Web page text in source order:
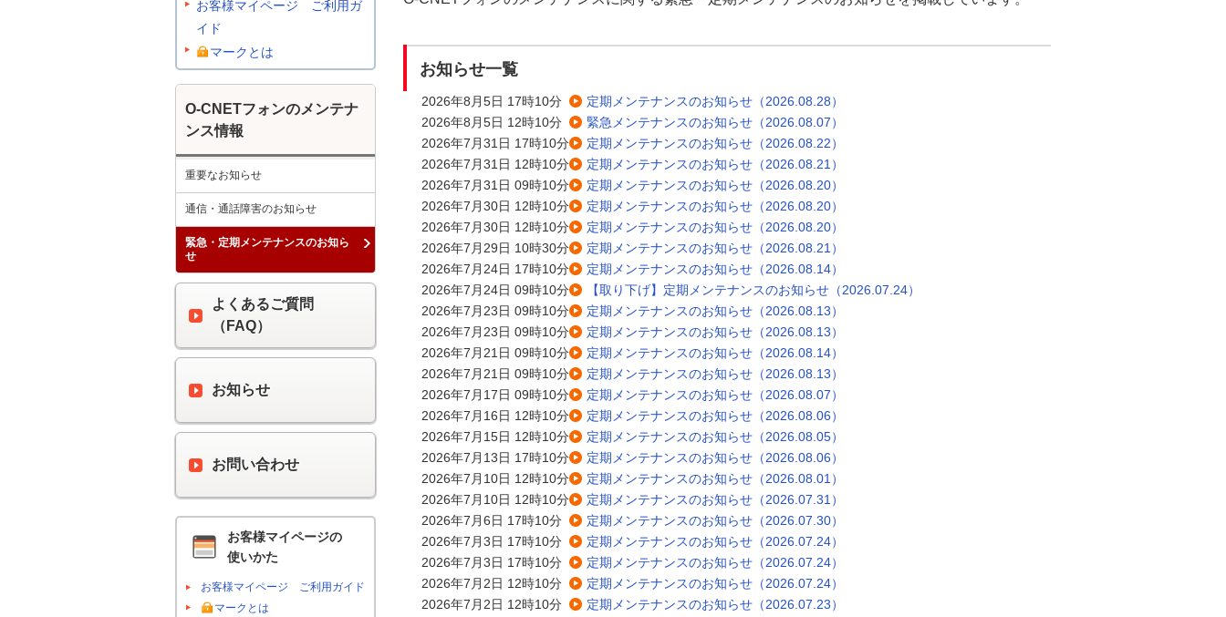
お知らせ一覧
2026年8月5日 17時10分
定期メンテナンスのお知らせ（2026.08.28）
2026年8月5日 12時10分
緊急メンテナンスのお知らせ（2026.08.07）
2026年7月31日 17時10分
定期メンテナンスのお知らせ（2026.08.22）
2026年7月31日 12時10分
定期メンテナンスのお知らせ（2026.08.21）
2026年7月31日 09時10分
定期メンテナンスのお知らせ（2026.08.20）
2026年7月30日 12時10分
定期メンテナンスのお知らせ（2026.08.20）
2026年7月30日 12時10分
定期メンテナンスのお知らせ（2026.08.20）
2026年7月29日 10時30分
定期メンテナンスのお知らせ（2026.08.21）
2026年7月24日 17時10分
定期メンテナンスのお知らせ（2026.08.14）
2026年7月24日 09時10分
【取り下げ】定期メンテナンスのお知らせ（2026.07.24）
2026年7月23日 09時10分
定期メンテナンスのお知らせ（2026.08.13）
2026年7月23日 09時10分
定期メンテナンスのお知らせ（2026.08.13）
2026年7月21日 09時10分
定期メンテナンスのお知らせ（2026.08.14）
2026年7月21日 09時10分
定期メンテナンスのお知らせ（2026.08.13）
2026年7月17日 09時10分
定期メンテナンスのお知らせ（2026.08.07）
2026年7月16日 12時10分
定期メンテナンスのお知らせ（2026.08.06）
2026年7月15日 12時10分
定期メンテナンスのお知らせ（2026.08.05）
2026年7月13日 17時10分
定期メンテナンスのお知らせ（2026.08.06）
2026年7月10日 12時10分
定期メンテナンスのお知らせ（2026.08.01）
2026年7月10日 12時10分
定期メンテナンスのお知らせ（2026.07.31）
2026年7月6日 17時10分
定期メンテナンスのお知らせ（2026.07.30）
2026年7月3日 17時10分
定期メンテナンスのお知らせ（2026.07.24）
2026年7月3日 17時10分
定期メンテナンスのお知らせ（2026.07.24）
2026年7月2日 12時10分
定期メンテナンスのお知らせ（2026.07.24）
2026年7月2日 12時10分
定期メンテナンスのお知らせ（2026.07.23）
お客様マイページ ご利用ガ
イド
マークとは
O-CNETフォンのメンテナ
ンス情報
重要なお知らせ
通信・通話障害のお知らせ
緊急・定期メンテナンスのお知ら
せ
よくあるご質問
（FAQ）
お知らせ
お問い合わせ
お客様マイページの
使いかた
お客様マイページ ご利用ガイド
マークとは